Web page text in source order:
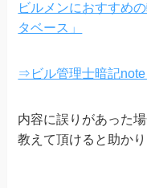
ビルメンにおすすめ
タベース」
⇒ビル管理士暗記note
内容に誤りがあった
教えて頂けると助かり